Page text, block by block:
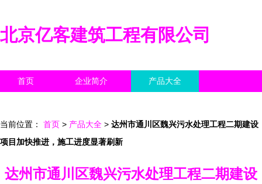
北京亿客建筑工程有限公司
首页 企业简介 产品大全
当前位置： 首页 > 产品大全 > 达州市通川区魏兴污水处理工程二期建设
项目加快推进，施工进度显著刷新
达州市通川区魏兴污水处理工程二期建设